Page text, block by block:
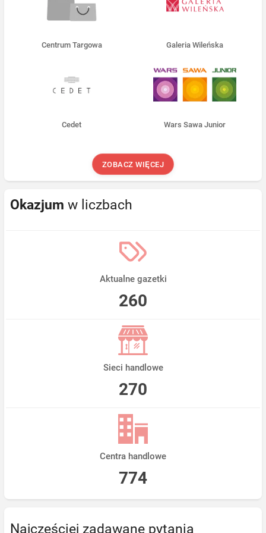
Centrum Targowa Galeria Wileńska
Cedet Wars Sawa Junior
ZOBACZ WIĘCEJ
Okazjum w liczbach
Aktualne gazetki
260
Sieci handlowe
270
Centra handlowe
774
Najczęściej zadawane pytania